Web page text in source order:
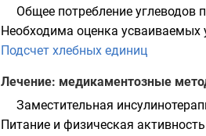
Общее потребление углеводов
Необходима оценка усваиваемых
Подсчет хлебных единиц
Лечение: медикаментозные
Заместительная
Питание и физическая